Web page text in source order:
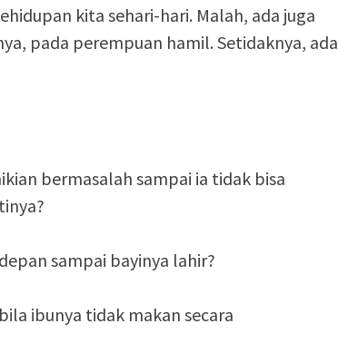
kita sehari-hari. Malah, ada juga
pada perempuan hamil. Setidaknya, ada
bermasalah sampai ia tidak bisa
sampai bayinya lahir?
ibunya tidak makan secara